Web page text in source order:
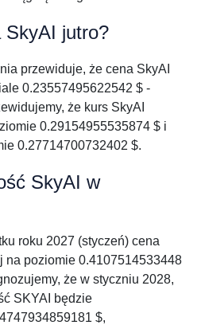
SkyAI jutro?
przewiduje, że cena SkyAI
0.23557495622542 $ -
że kurs SkyAI
0.29154955535874 $ i
0.27714700732402 $.
SkyAI w
roku 2027 (styczeń) cena
na poziomie 0.4107514533448
że w styczniu 2028,
SKYAI będzie
$,